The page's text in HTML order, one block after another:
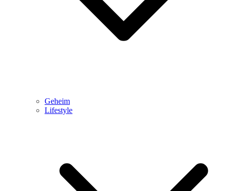
Geheim
Lifestyle